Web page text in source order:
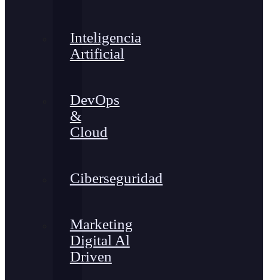
Inteligencia
Artificial
DevOps
&
Cloud
Ciberseguridad
Marketing
Digital Al
Driven